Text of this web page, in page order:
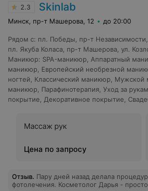
2.3 Skinlab
Минск, пр-т Машерова, 12 до 20:00
Рядом с: пл. Победы пр-т Независимости
пл. Якуба Коласа пр-т Машерова ул.
Маникюр: SPA-маникюр Аппаратный
маникюр
Европейский необрезной
ногтей
Классический маникюр Мужской
маникюр
Парафинотерапия Уход за
покрытие
Декоративное покрытие
Массаж рук
Цена по запросу
Отзыв. Пару дней назад делала
фотолечения. Косметолог Дарья - просто